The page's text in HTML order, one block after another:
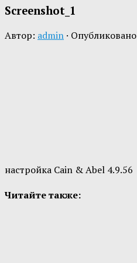
Screenshot_1
Автор: admin · Опубликовано
настройка Cain & Abel 4.9.56
Читайте также: